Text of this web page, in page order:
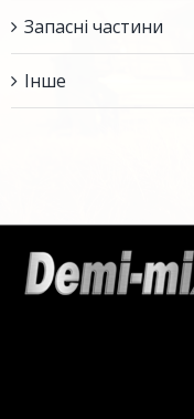
Запасні частини
Інше